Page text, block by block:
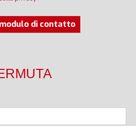
di contatto